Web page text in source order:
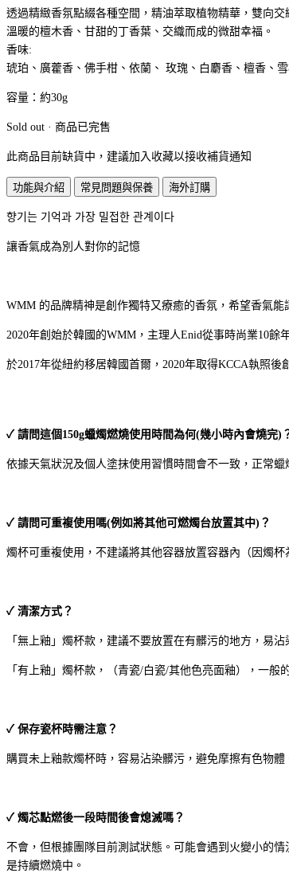
透過精緻香氛點綴各種空間，精油萃取植物精華，雙向
溫暖的檀木香、甘甜的丁香葉、交織而成的微甜幸福。
香味:
琥珀、廣藿香、佛手柑、依蘭、 玫瑰、白麝香、檀香、
容量：約30g
Sold out · 商品已完售
此商品目前缺貨中，建議加入收藏以接收補貨通知
功能與介紹 常見問題與保養 海外訂購
향기는 기억과 가장 밀접한 관계이다
讓香氣成為別人對你的記憶
WMM 的品牌精神是創作獨特又療癒的香氛，希望香氣
2020年創始於韓國的WMM，主理人Enid從事時尚業10餘
於2017年從紐約移居韓國首爾，2020年取得KCCA執照
✓ 請問這個150g蠟燭燃燒使用時間為何(幾小時內會燒完)
依據天氣狀況及個人塗抹使用習慣時間會不一致，正常
✓ 請問可重複使用嗎(例如將其他可燃燭台放置其中)？
燭杯可重複使用，不建議將其他容器放置容器內（因燭
✓ 清潔方式？
「無上釉」燭杯款，建議不要放置在有髒污的地方，易
「有上釉」燭杯款，（青瓷/白瓷/其他色亮面釉），一般
✓ 保存瓷杯時需注意？
購買未上釉款燭杯時，容易沾染髒污，避免摩擦有色物體
✓ 燭芯點燃後一段時間後會熄滅嗎？
不會，但根據團隊目前測試狀態。可能會遇到火變小的
是持續燃燒中。